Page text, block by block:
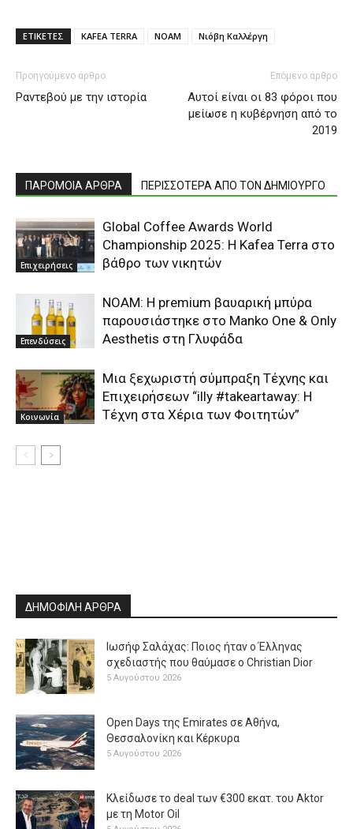
ΕΤΙΚΕΤΕΣ KAFEA TERRA NOAM Νιόβη Καλλέργη
Προηγούμενο άρθρο
Ραντεβού με την ιστορία
Επόμενο άρθρο
Αυτοί είναι οι 83 φόροι που
μείωσε η κυβέρνηση από το
2019
ΠΑΡΟΜΟΙΑ ΑΡΘΡΑ ΠΕΡΙΣΣΟΤΕΡΑ ΑΠΟ ΤΟΝ ΔΗΜΙΟΥΡΓΟ
Επιχειρήσεις
Global Coffee Awards World
Championship 2025: Η Kafea Terra στο
βάθρο των νικητών
Επενδύσεις
ΝΟΑΜ: Η premium βαυαρική μπύρα
παρουσιάστηκε στο Manko One & Only
Aesthetis στη Γλυφάδα
Κοινωνία
Μια ξεχωριστή σύμπραξη Τέχνης και
Επιχειρήσεων “illy #takeartaway: Η
Τέχνη στα Χέρια των Φοιτητών”
ΔΗΜΟΦΙΛΗ ΑΡΘΡΑ
Ιωσήφ Σαλάχας: Ποιος ήταν ο Έλληνας
σχεδιαστής που θαύμασε ο Christian Dior
5 Αυγούστου 2026
Open Days της Emirates σε Αθήνα,
Θεσσαλονίκη και Κέρκυρα
5 Αυγούστου 2026
Κλείδωσε το deal των €300 εκατ. του Aktor
με τη Μotor Oil